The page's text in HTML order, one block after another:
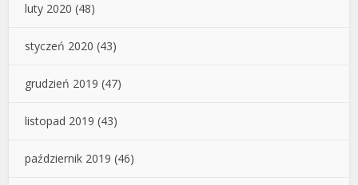
luty 2020 (48)
styczeń 2020 (43)
grudzień 2019 (47)
listopad 2019 (43)
październik 2019 (46)